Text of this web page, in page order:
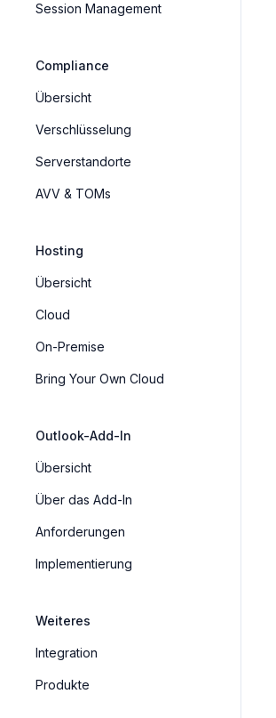
Session Management
Compliance
Übersicht
Verschlüsselung
Serverstandorte
AVV & TOMs
Hosting
Übersicht
Cloud
On-Premise
Bring Your Own Cloud
Outlook-Add-In
Übersicht
Über das Add-In
Anforderungen
Implementierung
Weiteres
Integration
Produkte